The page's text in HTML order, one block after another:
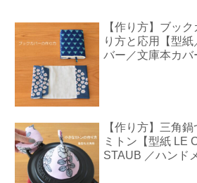
【作り方】ブッ
り方と応用【型
バー／文庫本カバ
【作り方】三角
ミトン【型紙 LE
STAUB ／ハンド